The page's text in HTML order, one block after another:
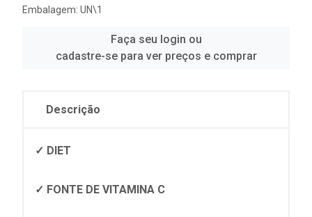
Embalagem: UN\1
Faça seu login ou
cadastre-se para ver preços e comprar
Descrição
✓ DIET
✓ FONTE DE VITAMINA C